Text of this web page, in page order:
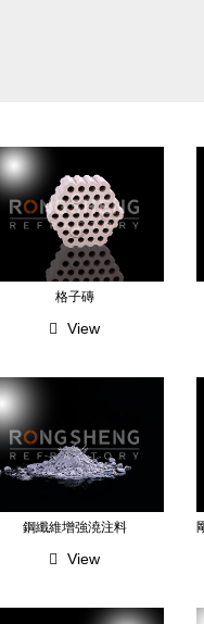
格子磚
View
鋼纖維增強澆注料
View